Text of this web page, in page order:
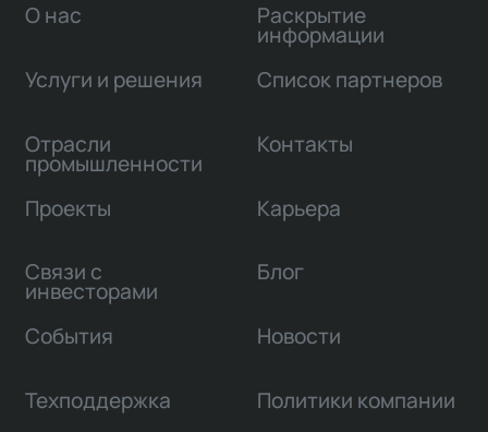
О нас
Услуги и решения
Отрасли
промышленности
Проекты
Связи с
инвесторами
Раскрытие
информации
Список партнеров
Контакты
Карьера
Блог
События Новости
Техподдержка Политики компании